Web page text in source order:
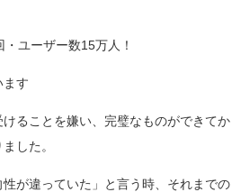
・ユーザー数15万人！
ます
ることを嫌い、完璧なものができてか
した。
が違っていた」と言う時、それまでの